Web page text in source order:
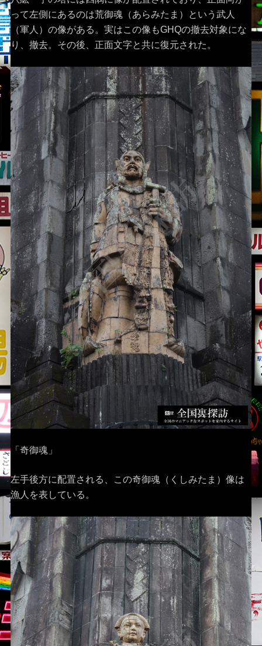
って左側にあるのは荒御魂（あらみたま）という武人
（軍人）の像がある。実はこの像もGHQの撤去対象にな
り、撤去。その後、正面文字と共に復元された。
「奇御魂」
左手後方に配置される、この奇御魂（くしみたま）像は
漁人を表している。